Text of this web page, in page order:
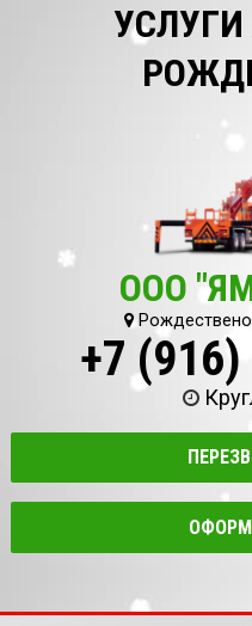
ООО
+7